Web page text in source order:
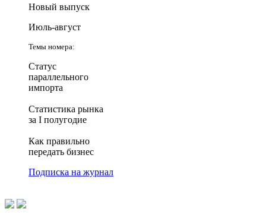
Новый выпуск
Июль-август
Темы номера:
Статус
параллельного
импорта
Статистика рынка
за I полугодие
Как правильно
передать бизнес
Подписка на журнал